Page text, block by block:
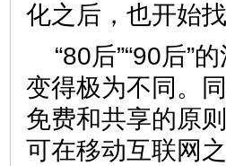
化之后，也开始
“80后”“90后”
变得极为不同。
免费和共享的原
可在移动互联网